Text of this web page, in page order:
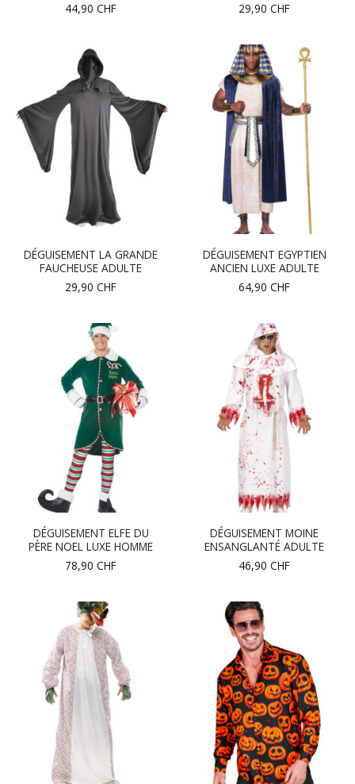
44,90 CHF
29,90 CHF
DÉGUISEMENT LA GRANDE
FAUCHEUSE ADULTE
29,90 CHF
DÉGUISEMENT EGYPTIEN
ANCIEN LUXE ADULTE
64,90 CHF
DÉGUISEMENT ELFE DU
PÈRE NOEL LUXE HOMME
78,90 CHF
DÉGUISEMENT MOINE
ENSANGLANTÉ ADULTE
46,90 CHF